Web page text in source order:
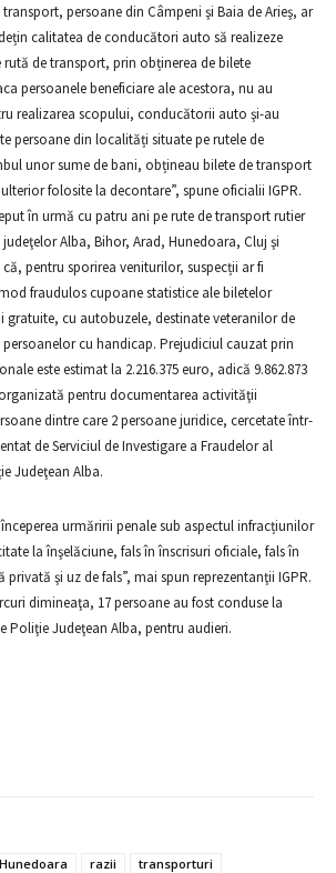
persoane din Câmpeni şi Baia de Arieş, ar
calitatea de conducători auto să realizeze
de transport, prin obținerea de bilete
persoanele beneficiare ale acestora, nu au
realizarea scopului, conducătorii auto şi-au
persoane din localități situate pe rutele de
unor sume de bani, obțineau bilete de transport
folosite la decontare”, spune oficialii IGPR.
în urmă cu patru ani pe rute de transport rutier
Alba, Bihor, Arad, Hunedoara, Cluj şi
pentru sporirea veniturilor, suspecții ar fi
fraudulos cupoane statistice ale biletelor
gratuite, cu autobuzele, destinate veteranilor de
cu handicap. Prejudiciul cauzat prin
este estimat la 2.216.375 euro, adică 9.862.873
pentru documentarea activităţii
dintre care 2 persoane juridice, cercetate într-
de Serviciul de Investigare a Fraudelor al
Judeţean Alba.
urmăririi penale sub aspectul infracțiunilor
la înşelăciune, fals în înscrisuri oficiale, fals în
privată şi uz de fals”, mai spun reprezentanţii IGPR.
dimineaţa, 17 persoane au fost conduse la
Poliţie Judeţean Alba, pentru audieri.
Hunedoara razii transporturi